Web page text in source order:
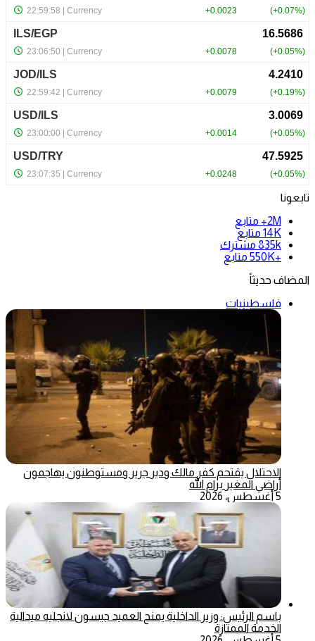
تابعونا
2M+
متابع
14K متابع
835k مشترك
+550K
متابع
المضاف حديثاً
فلسطينيات
الاحتلال يقتحم كفر مالك ودير جرير ومستوطنون يهاجمون
أراضي المغير برام الله
5 أغسطس، 2026
باسم الرئيس: وزير الداخلية يمنح العميد جيسون لانجليه ميدالية
الخدمة الممتازة